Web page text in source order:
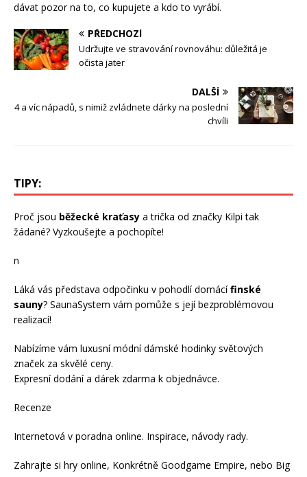
dávat pozor na to, co kupujete a kdo to vyrábí.
PŘEDCHOZÍ
Udržujte ve stravování rovnováhu: důležitá je
očista jater
DALŠÍ
4 a víc nápadů, s nimiž zvládnete dárky na poslední
chvíli
TIPY:
Proč jsou běžecké kraťasy a trička od značky Kilpi tak
žádané? Vyzkoušejte a pochopíte!
n
Láká vás představa odpočinku v pohodlí domácífinské
sauny? SaunaSystem vám pomůže s její bezproblémovou
realizací!
Nabízíme vám luxusní módnídámské hodinky světových
značek za skvělé ceny.
Expresní dodání a dárek zdarma k objednávce.
Recenze
Internetová v poradna online. Inspirace, návody rady.
Zahrajte si hry online, Konkrétně Goodgame Empire, nebo Big